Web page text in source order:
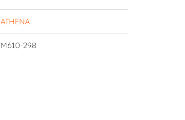
ATHENA
M610-298